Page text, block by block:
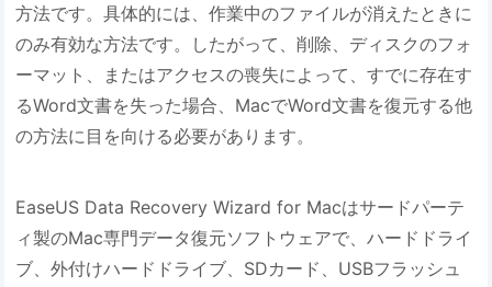
方法です。具体的には、作業中のファイルが消えたときに
のみ有効な方法です。したがって、削除、ディスクのフォ
ーマット、またはアクセスの喪失によって、すでに存在す
るWord文書を失った場合、MacでWord文書を復元する他
の方法に目を向ける必要があります。
EaseUS Data Recovery Wizard for Macはサードパーテ
ィ製のMac専門データ復元ソフトウェアで、ハードドライ
ブ、外付けハードドライブ、SDカード、USBフラッシュ